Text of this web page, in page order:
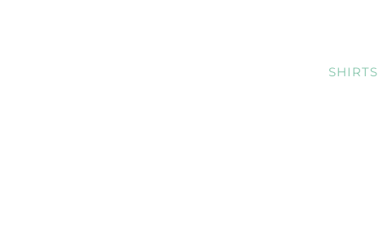
SHIRTS